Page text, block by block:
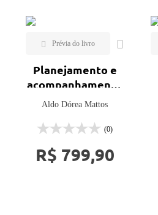
Planejamento e
acompanhamento
de obras com
Mattos
Aldo Dórea Mattos
(0)
R$ 799,90